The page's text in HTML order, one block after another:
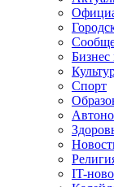
Бизнес
Спорт
IT-